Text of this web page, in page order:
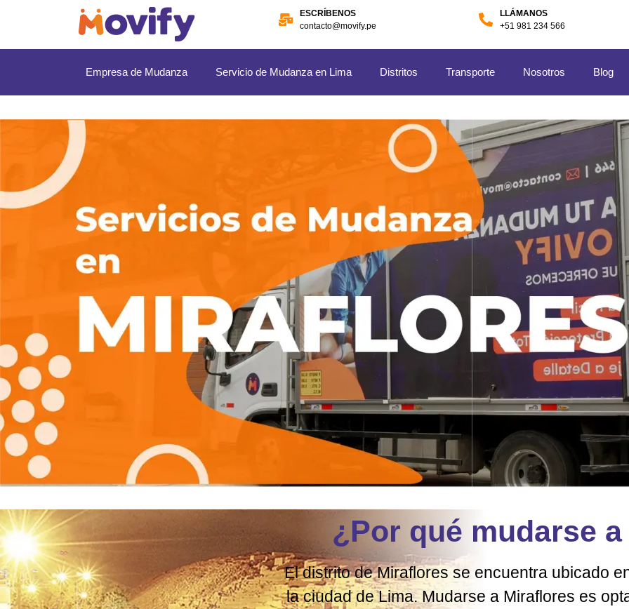
ESCRÍBENOS
contacto@movify.pe
LLÁMANOS
+51 981 234 566
Empresa de Mudanza Servicio de Mudanza en Lima Distritos Transporte Nosotros Blog
¿Por qué mudarse
El distrito de Miraflores se encuentra ubicado
la ciudad de Lima. Mudarse a Miraflores es